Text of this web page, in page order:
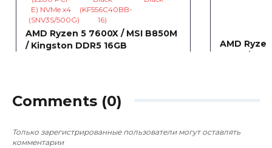
AMD Ryzen 5 7600X / MSI B850M
/ Kingston DDR5 16GB
AMD
Comments (0)
Только зарегистрированные пользователи могут оставлять
комментарии